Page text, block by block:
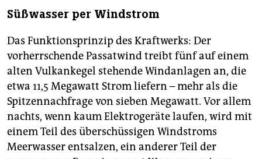
Süßwasser per Windstrom
Das Funktionsprinzip des Kraftwerks: Der
vorherrschende Passatwind treibt fünf auf einem
alten Vulkankegel stehende Windanlagen an, die
etwa 11,5 Megawatt Strom liefern – mehr als die
Spitzennachfrage von sieben Megawatt. Vor allem
nachts, wenn kaum Elektrogeräte laufen, wird mit
einem Teil des überschüssigen Windstroms
Meerwasser entsalzen, ein anderer Teil der